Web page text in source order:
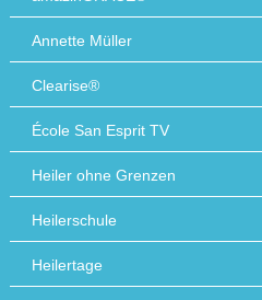
Annette Müller
Clearise®
École San Esprit TV
Heiler ohne Grenzen
Heilerschule
Heilertage